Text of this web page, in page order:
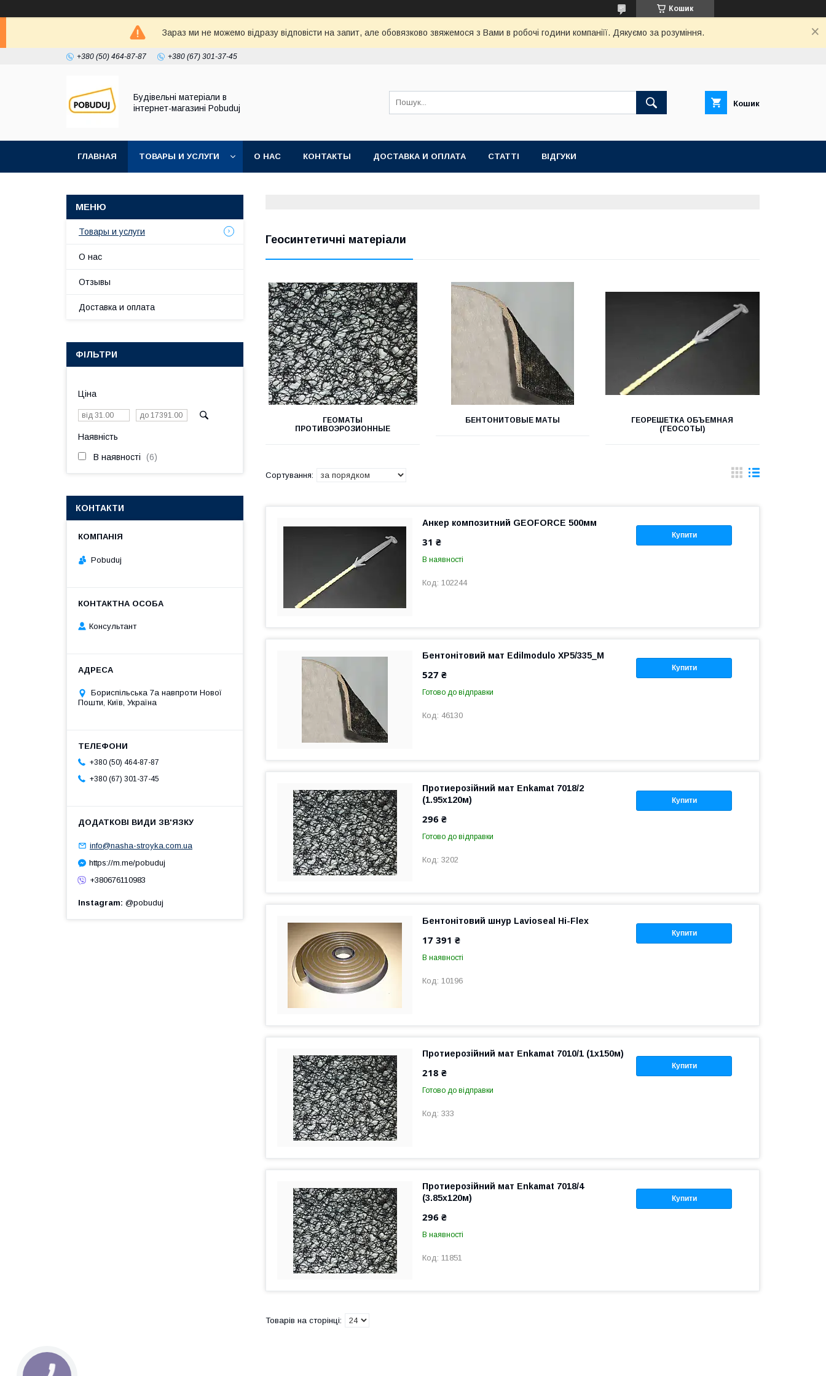
Кошик
Зараз ми не можемо відразу відповісти на запит, але обовязково звяжемося з Вами в робочі години компаніїї. Дякуємо за розуміння.
+380 (50) 464-87-87 +380 (67) 301-37-45
Будівельні матеріали в
інтернет-магазині Pobuduj
Кошик
ГЛАВНАЯ ТОВАРЫ И УСЛУГИ О НАС КОНТАКТЫ ДОСТАВКА И ОПЛАТА СТАТТІ ВІДГУКИ
Геосинтетичні матеріали
ГЕОМАТЫ
ПРОТИВОЭРОЗИОННЫЕ
БЕНТОНИТОВЫЕ МАТЫ
ГЕОРЕШЕТКА ОБЪЕМНАЯ
(ГЕОСОТЫ)
Купити
Анкер композитний GEOFORCE 500мм
31 ₴
В наявності
102244
Купити
Бентонітовий мат Edilmodulo XP5/335_M
527 ₴
Готово до відправки
46130
Купити
Протиерозійний мат Enkamat 7018/2
(1.95х120м)
296 ₴
Готово до відправки
3202
Купити
Бентонітовий шнур Lavioseal Hi-Flex
17 391 ₴
В наявності
10196
Купити
Протиерозійний мат Enkamat 7010/1 (1х150м)
218 ₴
Готово до відправки
333
Купити
Протиерозійний мат Enkamat 7018/4
(3.85х120м)
296 ₴
В наявності
11851
Товары и услуги
О нас
Отзывы
Доставка и оплата
ФІЛЬТРИ
Ціна
Наявність
В наявності 6
КОНТАКТИ
Pobuduj
Консультант
Бориспільська 7а навпроти Нової
Пошти, Київ, Україна
+380 (50) 464-87-87
+380 (67) 301-37-45
info@nasha-stroyka.com.ua
https://m.me/pobuduj
+380676110983
Instagram @pobuduj